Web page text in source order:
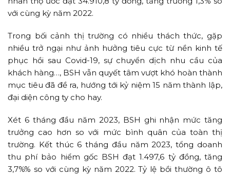
với cùng kỳ năm 2022.
Trong bối cảnh thị trường có nhiều thách thức, gặp
nhiều trở ngại như ảnh hưởng tiêu cực từ nền kinh tế
phục hồi sau Covid-19, sự chuyển dịch nhu cầu của
khách hàng…, BSH vẫn quyết tâm vượt khó hoàn thành
mục tiêu đã đề ra, hướng tới kỷ niệm 15 năm thành lập,
đại diện công ty cho hay.
Xét 6 tháng đầu năm 2023, BSH ghi nhận mức tăng
trưởng cao hơn so với mức bình quân của toàn thị
trường. Kết thúc 6 tháng đầu năm 2023, tổng doanh
thu phí bảo hiểm gốc BSH đạt 1.497,6 tỷ đồng, tăng
3,7%% so với cùng kỳ năm 2022. Tỷ lệ bồi thường ô tô